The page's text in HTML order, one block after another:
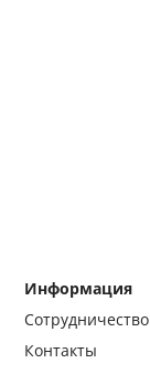
Информация
Сотрудничество
Контакты